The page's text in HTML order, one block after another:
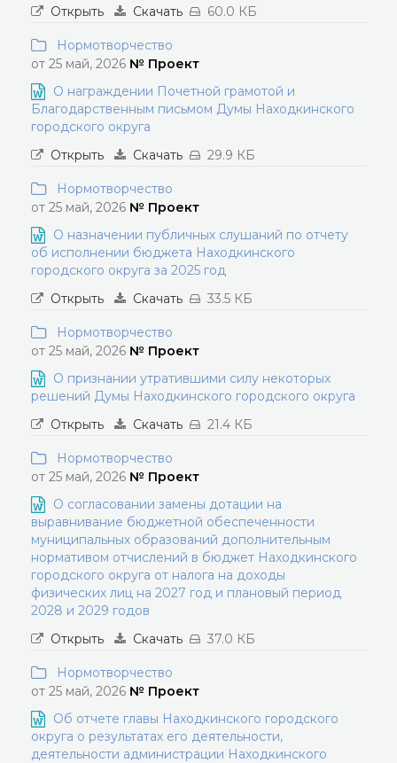
Открыть
Скачать 60.0 КБ
Нормотворчество
от 25 май, 2026 № Проект
О награждении Почетной грамотой и
Благодарственным письмом Думы Находкинского
городского округа
Открыть
Скачать 29.9 КБ
Нормотворчество
от 25 май, 2026 № Проект
О назначении публичных слушаний по отчету
об исполнении бюджета Находкинского
городского округа за 2025 год
Открыть
Скачать 33.5 КБ
Нормотворчество
от 25 май, 2026 № Проект
О признании утратившими силу некоторых
решений Думы Находкинского городского округа
Открыть
Скачать 21.4 КБ
Нормотворчество
от 25 май, 2026 № Проект
О согласовании замены дотации на
выравнивание бюджетной обеспеченности
муниципальных образований дополнительным
нормативом отчислений в бюджет Находкинского
городского округа от налога на доходы
физических лиц на 2027 год и плановый период
2028 и 2029 годов
Открыть
Скачать 37.0 КБ
Нормотворчество
от 25 май, 2026 № Проект
Об отчете главы Находкинского городского
округа о результатах его деятельности,
деятельности администрации Находкинского